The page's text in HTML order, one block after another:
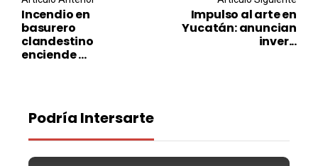
Incendio en
basurero
clandestino
enciende ...
Impulso al arte en
Yucatán: anuncian
inver...
Podría Intersarte